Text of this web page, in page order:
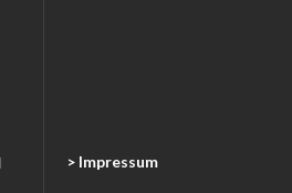
> Impressum